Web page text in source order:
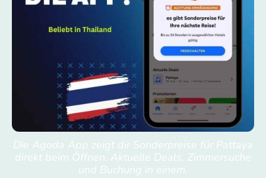
Die Agoda App zeigt dir Sonderpreise für Pattaya
direkt beim Öffnen. Aktuelle Deals, Zimmersuche
und Buchung in einem.